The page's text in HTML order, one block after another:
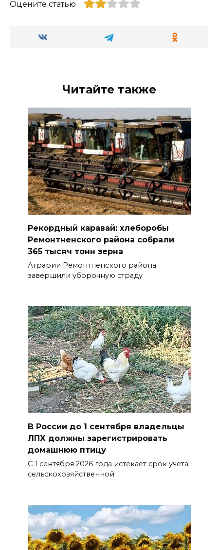
Оцените статью
Читайте также
Рекордный каравай: хлеборобы
Ремонтненского района собрали
365 тысяч тонн зерна
Аграрии Ремонтненского района
завершили уборочную страду
В России до 1 сентября владельцы
ЛПХ должны зарегистрировать
домашнюю птицу
С 1 сентября 2026 года истекает срок учета
сельскохозяйственной